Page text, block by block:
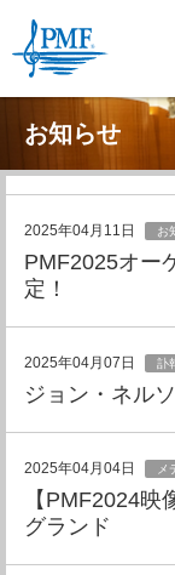
PMF2026
お知らせ
2025年04月11日 お
PMF2025オー
定！
2025年04月07日 訃
ジョン・ネル
2025年04月04日 メ
【PMF2024
グランド